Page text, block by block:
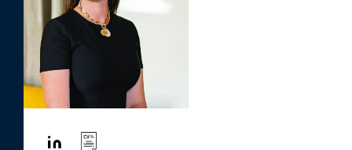
© FORTUNE GREECE 2021. All Rights Reserved
Terms of Service
Powered by BEATTHEWHITES